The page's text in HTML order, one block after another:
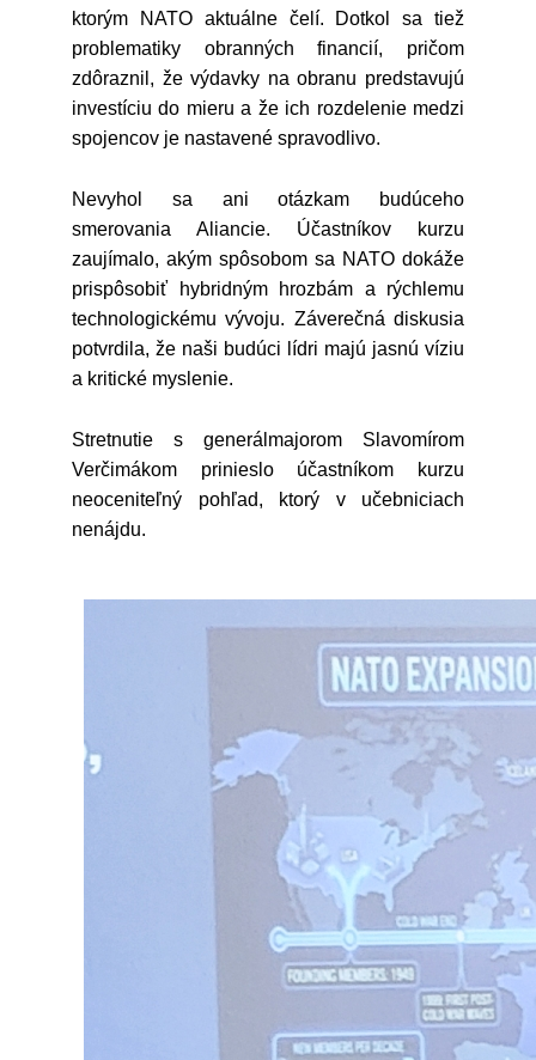
ktorým NATO aktuálne čelí. Dotkol sa tiež
problematiky obranných financií, pričom
zdôraznil, že výdavky na obranu predstavujú
investíciu do mieru a že ich rozdelenie medzi
spojencov je nastavené spravodlivo.
Nevyhol sa ani otázkam budúceho
smerovania Aliancie. Účastníkov kurzu
zaujímalo, akým spôsobom sa NATO dokáže
prispôsobiť hybridným hrozbám a rýchlemu
technologickému vývoju. Záverečná diskusia
potvrdila, že naši budúci lídri majú jasnú víziu
a kritické myslenie.
Stretnutie s generálmajorom Slavomírom
Verčimákom prinieslo účastníkom kurzu
neoceniteľný pohľad, ktorý v učebniciach
nenájdu.